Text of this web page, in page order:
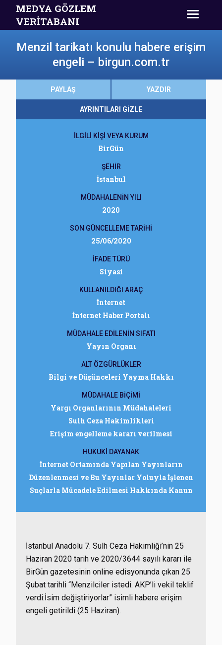
MEDYA GÖZLEM
VERİTABANI
Menzil tarikatı konulu habere erişim
engeli – birgun.com.tr
PAYLAŞ YAZDIR
AYRINTILARI GİZLE
İLGİLİ KİŞİ VEYA KURUM
BirGün
ŞEHİR
İstanbul
MÜDAHALENİN YILI
2020
SON GÜNCELLEME TARİHİ
25/06/2020
İFADE TÜRÜ
Siyasi
KULLANILDIĞI ARAÇ
İnternet
İnternet Haber Portalı
MÜDAHALE EDİLENİN SIFATI
Yayın Organı
ALT ÖZGÜRLÜKLER
Bilgi ve Düşünceleri Yayma Hakkı
MÜDAHALE BİÇİMİ
Yargı Organlarının Müdahaleleri
Sulh Ceza Hakimlikleri
Erişim engelleme kararı verilmesi
HUKUKİ DAYANAK
İnternet Ortamında Yapılan Yayınların
Düzenlenmesi ve Bu Yayınlar Yoluyla İşlenen
Suçlarla Mücadele Edilmesi Hakkında Kanun
İstanbul Anadolu 7. Sulh Ceza Hakimliği’nin 25
Haziran 2020 tarih ve 2020/3644 sayılı kararı ile
BirGün gazetesinin online edisyonunda çıkan 25
Şubat tarihli “Menzilciler istedi. AKP’li vekil teklif
verdi:İsim değiştiriyorlar” isimli habere erişim
engeli getirildi (25 Haziran).